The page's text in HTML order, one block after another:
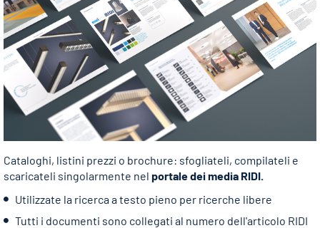
Cataloghi, listini prezzi o brochure: sfogliateli, compilateli e
scaricateli singolarmente nel portale dei media RIDI.
Utilizzate la ricerca a testo pieno per ricerche libere
Tutti i documenti sono collegati al numero dell'articolo RIDI